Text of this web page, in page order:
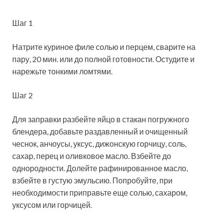
Шаг 1
Натрите куриное филе солью и перцем, сварите на
пару, 20 мин. или до полной готовности. Остудите и
нарежьте тонкими ломтями.
Шаг 2
Для заправки разбейте яйцо в стакан погружного
блендера, добавьте раздавленный и очищенный
чеснок, анчоусы, уксус, дижонскую горчицу, соль,
сахар, перец и оливковое масло. Взбейте до
однородности. Долейте рафинированное масло,
взбейте в густую эмульсию. Попробуйте, при
необходимости приправьте еще солью, сахаром,
уксусом или горчицей.